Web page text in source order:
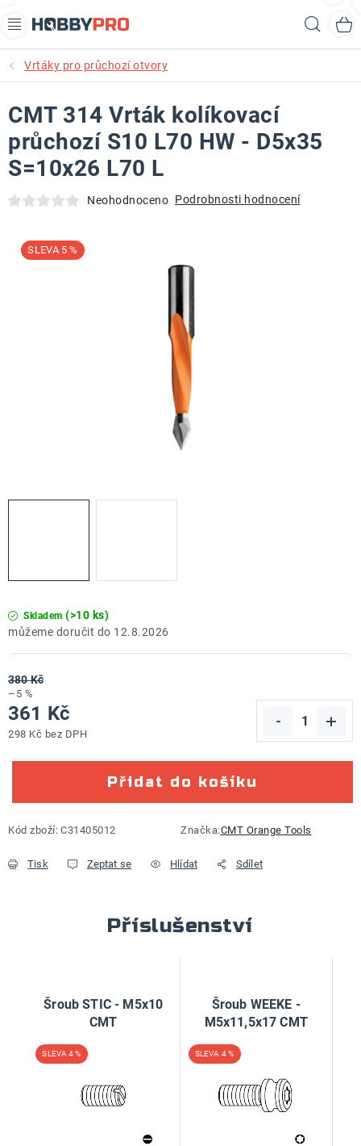
na
AKCE
PRODUKTY
PRODUKTY RECORD POWER
PRODUKTY BENET
KURZY SOUSTRUŽENÍ DŘEVA
Obchodní podmínky
Podmínky ochrany osobních údajů
Vrtáky pro průchozí otvory
Skladem (>10 ks)
12.8.2026
380 Kč
–5 %
361 Kč
298 Kč bez DPH
Přidat do košíku
Kód zboží: C31405012 Značka:CMT Orange Tools
Tisk Zeptat se Hlídat Sdílet
CMT 314 Vrták kolíkovací
průchozí S10 L70 HW - D5x35
S=10x26 L70 L
Neohodnoceno Podrobnosti hodnocení
5 %
Příslušenství
Šroub STIC - M5x10
CMT
4 %
Šroub WEEKE -
M5x11,5x17 CMT
4 %